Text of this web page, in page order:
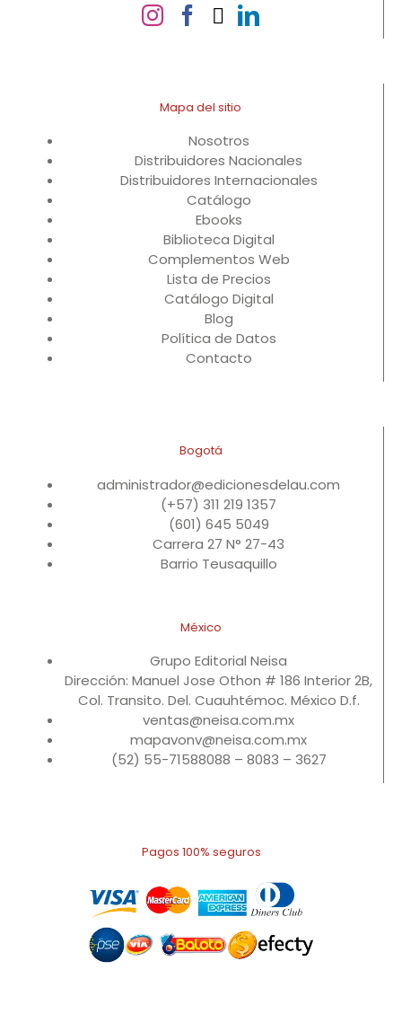
Mapa del sitio
Nosotros
Distribuidores Nacionales
Distribuidores Internacionales
Catálogo
Ebooks
Biblioteca Digital
Complementos Web
Lista de Precios
Catálogo Digital
Blog
Política de Datos
Contacto
Bogotá
administrador@edicionesdelau.com
(+57) 311 219 1357
(601) 645 5049
Carrera 27 N° 27-43
Barrio Teusaquillo
México
Grupo Editorial Neisa
Dirección: Manuel Jose Othon # 186 Interior 2B,
Col. Transito. Del. Cuauhtémoc. México D.f.
ventas@neisa.com.mx
mapavonv@neisa.com.mx
(52) 55-71588088 – 8083 – 3627
Pagos 100% seguros